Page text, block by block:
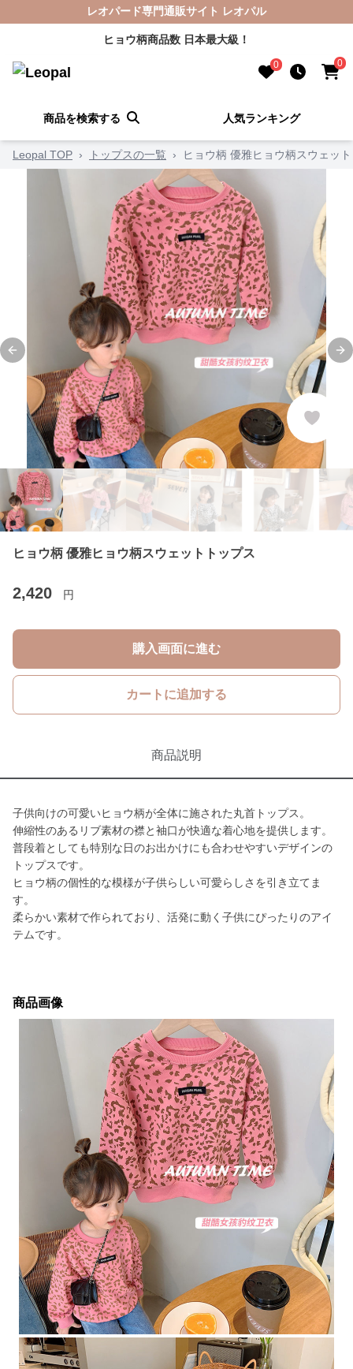
レオパード専門通販サイト レオパル
ヒョウ柄商品数 日本最大級！
0 0
商品を検索する 人気ランキング
Leopal TOP › トップスの一覧 › ヒョウ柄 優雅ヒョウ柄スウェッ
Previous slide
ヒョウ柄 優雅ヒョウ柄スウェットトップス
2,420 円
購入画面に進む
カートに追加する
商品説明
子供向けの可愛いヒョウ柄が全体に施された丸首トップス。
伸縮性のあるリブ素材の襟と袖口が快適な着心地を提供します。
普段着としても特別な日のお出かけにも合わせやすいデザインの
トップスです。
ヒョウ柄の個性的な模様が子供らしい可愛らしさを引き立てま
す。
柔らかい素材で作られており、活発に動く子供にぴったりのアイ
テムです。
商品画像